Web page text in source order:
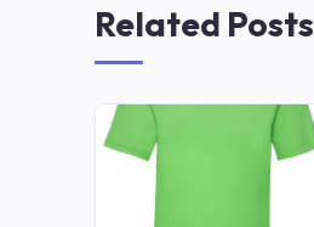
Related Posts